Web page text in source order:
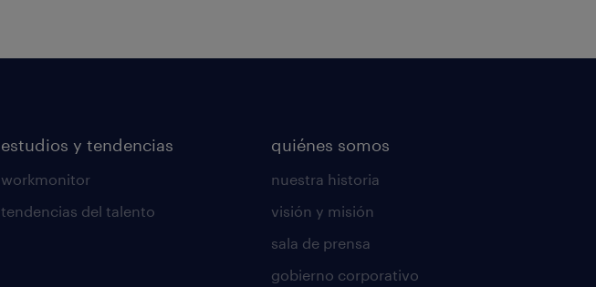
estudios y tendencias
workmonitor
tendencias del talento
quiénes somos
nuestra historia
visión y misión
sala de prensa
gobierno corporativo